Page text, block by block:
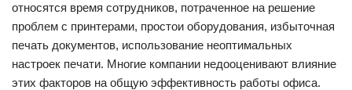
относятся время сотрудников, потраченное на решение
проблем с принтерами, простои оборудования, избыточная
печать документов, использование неоптимальных
настроек печати. Многие компании недооценивают влияние
этих факторов на общую эффективность работы офиса.